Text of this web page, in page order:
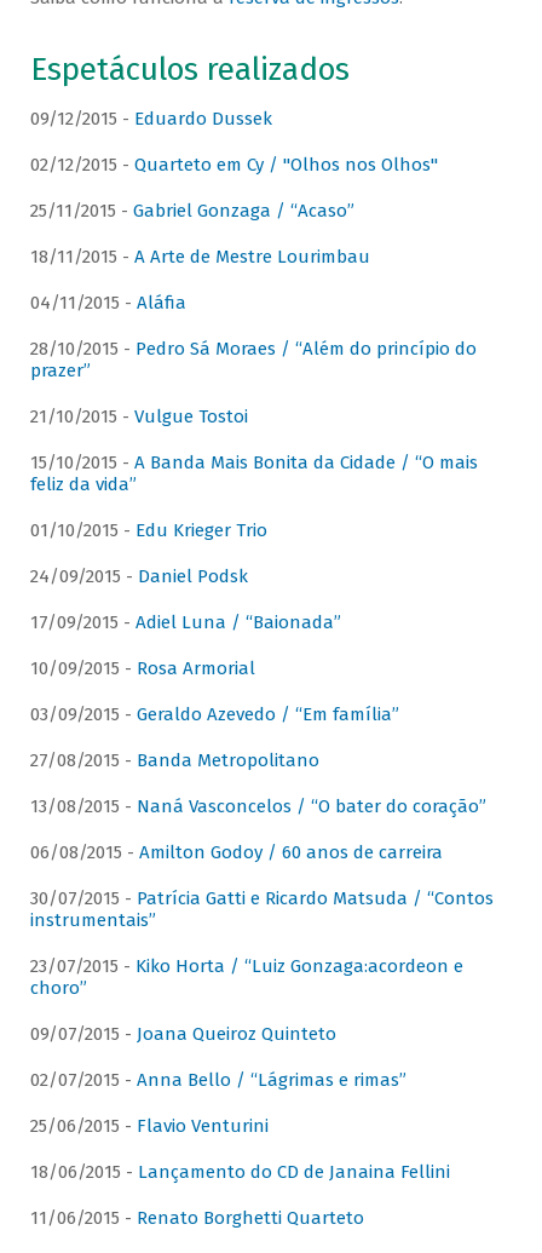
Espetáculos realizados
09/12/2015 - Eduardo Dussek
02/12/2015 - Quarteto em Cy / "Olhos nos Olhos"
25/11/2015 - Gabriel Gonzaga / “Acaso”
18/11/2015 - A Arte de Mestre Lourimbau
04/11/2015 - Aláfia
28/10/2015 - Pedro Sá Moraes / “Além do princípio do
prazer”
21/10/2015 - Vulgue Tostoi
15/10/2015 - A Banda Mais Bonita da Cidade / “O mais
feliz da vida”
01/10/2015 - Edu Krieger Trio
24/09/2015 - Daniel Podsk
17/09/2015 - Adiel Luna / “Baionada”
10/09/2015 - Rosa Armorial
03/09/2015 - Geraldo Azevedo / “Em família”
27/08/2015 - Banda Metropolitano
13/08/2015 - Naná Vasconcelos / “O bater do coração”
06/08/2015 - Amilton Godoy / 60 anos de carreira
30/07/2015 - Patrícia Gatti e Ricardo Matsuda / “Contos
instrumentais”
23/07/2015 - Kiko Horta / “Luiz Gonzaga:acordeon e
choro”
09/07/2015 - Joana Queiroz Quinteto
02/07/2015 - Anna Bello / “Lágrimas e rimas”
25/06/2015 - Flavio Venturini
18/06/2015 - Lançamento do CD de Janaina Fellini
11/06/2015 - Renato Borghetti Quarteto